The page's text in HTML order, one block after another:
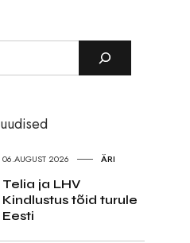
uudised
06.AUGUST 2026 ÄRI
Telia ja LHV
Kindlustus tõid turule
Eesti